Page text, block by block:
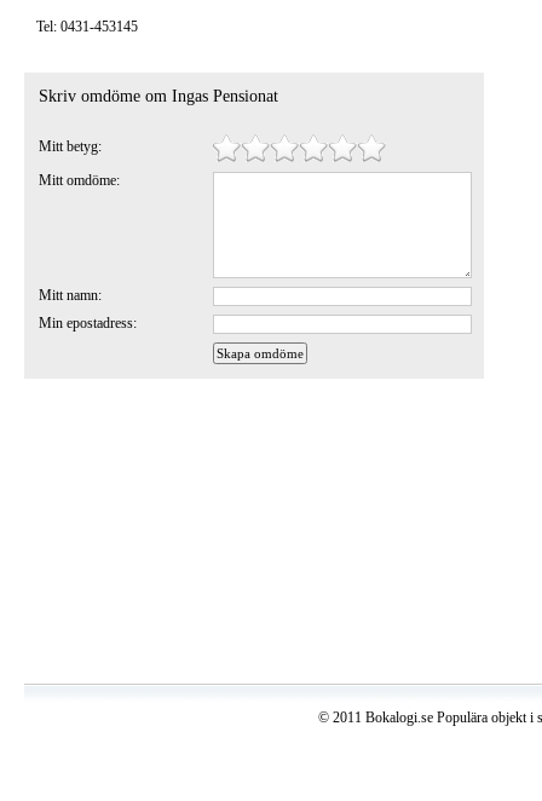
Tel: 0431-453145
Skriv omdöme om Ingas Pensionat
Mitt betyg:
Mitt omdöme:
Mitt namn:
Min epostadress:
© 2011 Bokalogi.se Populära objekt i